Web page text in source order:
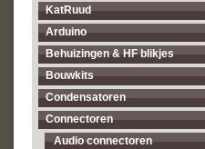
KatRuud
Arduino
Behuizingen & HF blikjes
Bouwkits
Condensatoren
Connectoren
Audio connectoren